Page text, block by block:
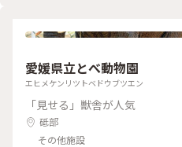
クは、はちみついちごのソ
いてくるとは思えないクオ
す。。 #第3弾、これで終了
愛媛県立とべ動物園
エヒメケンリツトベドウブツエン
「見せる」獣舎が人気
砥部
その他施設